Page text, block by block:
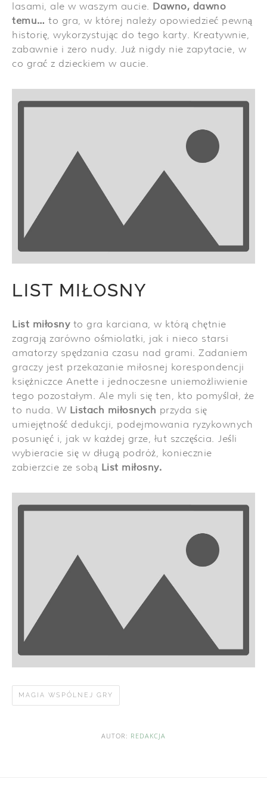
lasami, ale w waszym aucie. Dawno, dawno
temu… to gra, w której należy opowiedzieć pewną
historię, wykorzystując do tego karty. Kreatywnie,
zabawnie i zero nudy. Już nigdy nie zapytacie, w
co grać z dzieckiem w aucie.
LIST MIŁOSNY
List miłosny to gra karciana, w którą chętnie
zagrają zarówno ośmiolatki, jak i nieco starsi
amatorzy spędzania czasu nad grami. Zadaniem
graczy jest przekazanie miłosnej korespondencji
księżniczce Anette i jednoczesne uniemożliwienie
tego pozostałym. Ale myli się ten, kto pomyślał, że
to nuda. W Listach miłosnych przyda się
umiejętność dedukcji, podejmowania ryzykownych
posunięć i, jak w każdej grze, łut szczęścia. Jeśli
wybieracie się w długą podróż, koniecznie
zabierzcie ze sobą List miłosny.
MAGIA WSPÓLNEJ GRY
AUTOR: REDAKCJA